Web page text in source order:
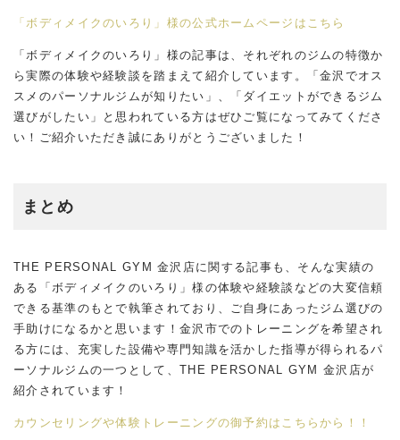
「ボディメイクのいろり」様の公式ホームページはこちら
「ボディメイクのいろり」様の記事は、それぞれのジムの特徴か
ら実際の体験や経験談を踏まえて紹介しています。「金沢でオス
スメのパーソナルジムが知りたい」、「ダイエットができるジム
選びがしたい」と思われている方はぜひご覧になってみてくださ
い！ご紹介いただき誠にありがとうございました！
まとめ
THE PERSONAL GYM 金沢店に関する記事も、そんな実績の
ある「ボディメイクのいろり」様の体験や経験談などの大変信頼
できる基準のもとで執筆されており、ご自身にあったジム選びの
手助けになるかと思います！金沢市でのトレーニングを希望され
る方には、充実した設備や専門知識を活かした指導が得られるパ
ーソナルジムの一つとして、THE PERSONAL GYM 金沢店が
紹介されています！
カウンセリングや体験トレーニングの御予約はこちらから！！